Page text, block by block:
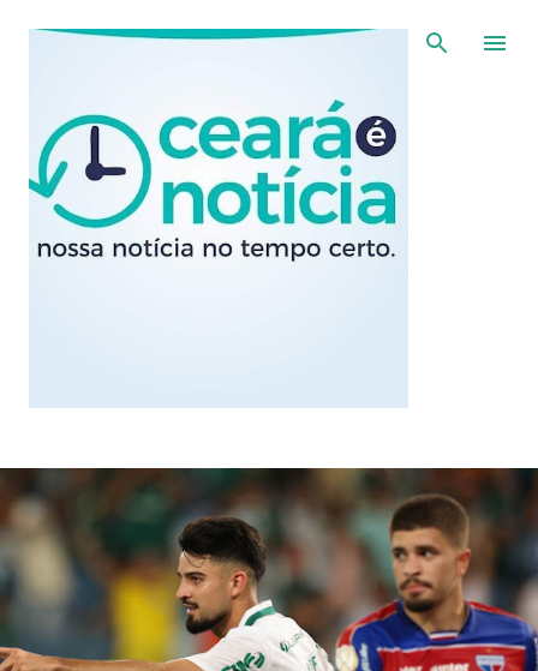
Pular para o conteúdo principal